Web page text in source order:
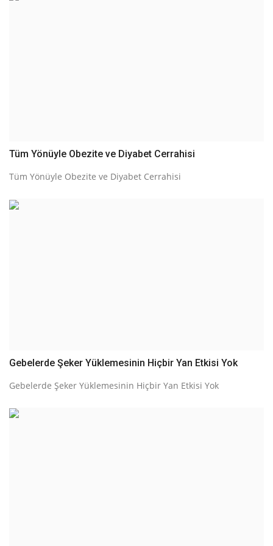
Tüm Yönüyle Obezite ve Diyabet Cerrahisi
Tüm Yönüyle Obezite ve Diyabet Cerrahisi
Gebelerde Şeker Yüklemesinin Hiçbir Yan Etkisi Yok
Gebelerde Şeker Yüklemesinin Hiçbir Yan Etkisi Yok